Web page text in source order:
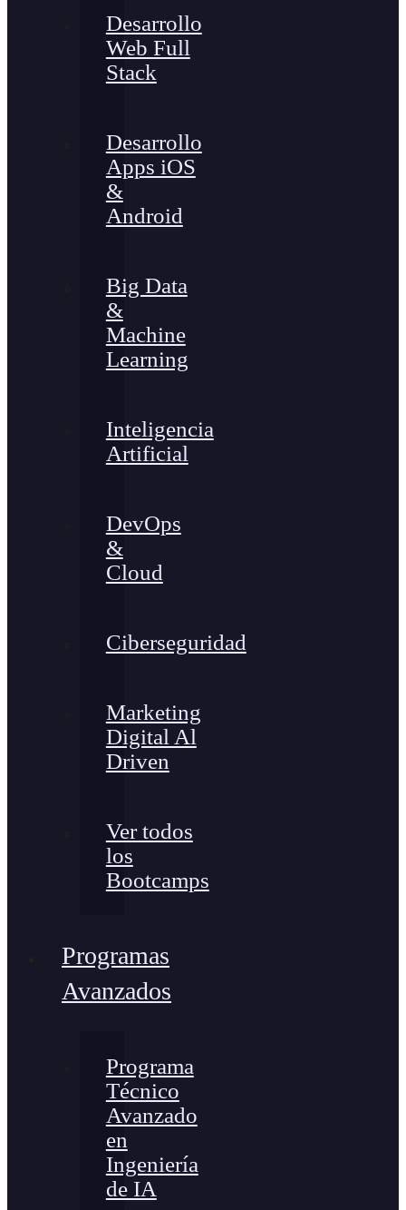
Desarrollo
Web Full
Stack
Desarrollo
Apps iOS
&
Android
Big Data
&
Machine
Learning
Inteligencia
Artificial
DevOps
&
Cloud
Ciberseguridad
Marketing
Digital Al
Driven
Ver todos
los
Bootcamps
Programas
Avanzados
Programa
Técnico
Avanzado
en
Ingeniería
de IA